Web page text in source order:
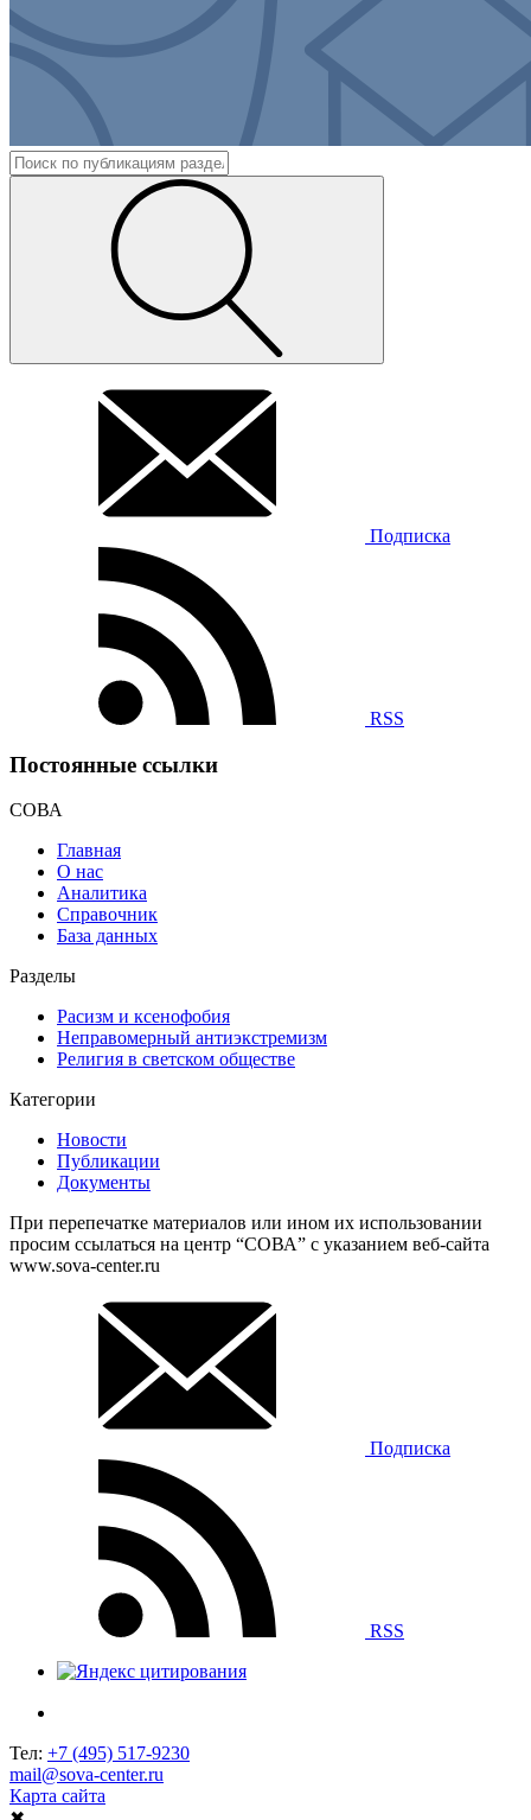
Подписка
RSS
Постоянные ссылки
СОВА
Главная
О нас
Аналитика
Справочник
База данных
Разделы
Расизм и ксенофобия
Неправомерный антиэкстремизм
Религия в светском обществе
Категории
Новости
Публикации
Документы
При перепечатке материалов или ином их использовании
просим ссылаться на центр “СОВА” с указанием веб-сайта
www.sova-center.ru
Подписка
RSS
Тел: +7 (495) 517-9230
mail@sova-center.ru
Карта сайта